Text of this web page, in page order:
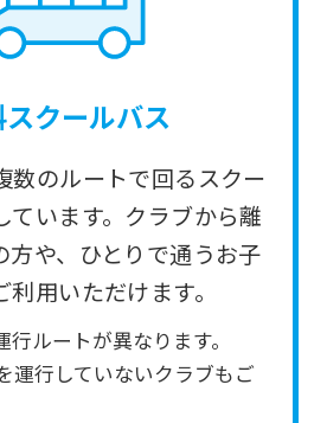
クールバス
数のルートで回るスクー
ています。クラブから離
方や、ひとりで通うお子
用いただけます。
ルートが異なります。
運行していないクラブもご
before
using
service.
Automatic